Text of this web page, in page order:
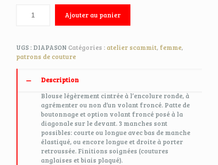
Ajouter au panier
UGS : DIAPASON Catégories : atelier scammit, femme,
patrons de couture
Description
Blouse légèrement cintrée à l’encolure ronde, à
agrémenter ou non d’un volant froncé. Patte de
boutonnage et option volant froncé posé à la
diagonale sur le devant. 3 manches sont
possibles: courte ou longue avec bas de manche
élastiqué, ou encore longue et droite à porter
retroussée. Finitions soignées (coutures
anglaises et biais plaqué).